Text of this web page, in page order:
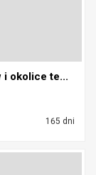
i okolice te...
165 dni